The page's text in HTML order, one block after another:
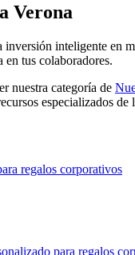
Verona
inversión inteligente en
en tus colaboradores.
nuestra categoría de
especializados de